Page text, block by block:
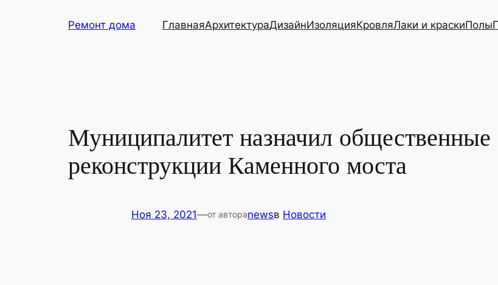
Ремонт дома ГлавнаяАрхитектураДизайнИзоляцияКровляЛаки и краскиПолы
Муниципалитет назначил
реконструкции Каменного моста
Ноя 23, 2021—от автораnewsв Новости